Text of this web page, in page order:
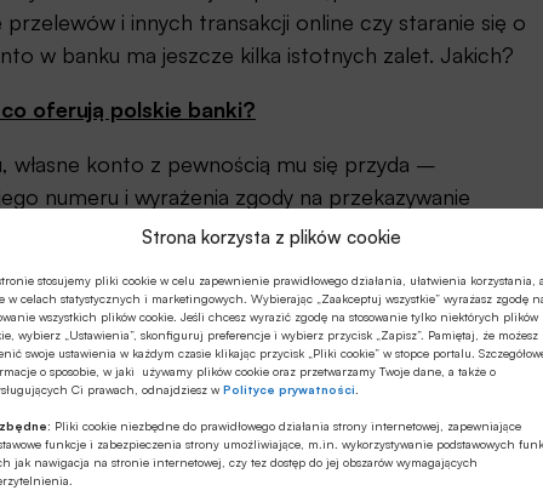
Strona korzysta z plików cookie
stosujemy pliki cookie w celu zapewnienie prawidłowego działania, ułatwienia korzystania, a
w celach statystycznych i marketingowych. Wybierając „Zaakceptuj wszystkie” wyrażasz zgodę
wszystkich plików cookie. Jeśli chcesz wyrazić zgodę na stosowanie tylko niektórych plików
wybierz „Ustawienia”, skonfiguruj preferencje i wybierz przycisk „Zapisz”. Pamiętaj, że możesz
swoje ustawienia w każdym czasie klikając przycisk „Pliki cookie” w stopce portalu.
o sposobie, w jaki używamy plików cookie oraz przetwarzamy Twoje dane, a także o
Ci prawach, odnajdziesz wPolityce prywatności
Pliki cookie niezbędne do prawidłowego działania strony internetowej, zapewniające
funkcje i zabezpieczenia strony umożliwiające, m.in. wykorzystywanie podstawowych
jak nawigacja na stronie internetowej, czy tez dostęp do jej obszarów wymagających
i innych transakcji online czy staranie się o
w banku ma jeszcze kilka istotnych zalet. Jakich?
oferują polskie banki?
własne konto z pewnością mu się przyda –
numeru i wyrażenia zgody na przekazywanie
umożliwia założenie Profilu Zaufanego, dzięki
administracji publicznej i szybko załatwiać
wygoda codziennego korzystania z
o którym trudno mówić, kiedy trzyma się
potrzeb pod przysłowiową „poduszką”-